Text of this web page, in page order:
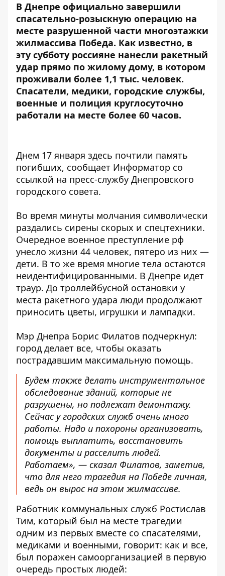
В Днепре официально завершили
спасательно-розыскную операцию на
месте разрушенной части многоэтажки
жилмассива Победа. Как известно, в
эту субботу россияне нанесли ракетный
удар прямо по жилому дому, в котором
проживали более 1,1 тыс. человек.
Спасатели, медики, городские службы,
военные и полиция круглосуточно
работали на месте более 60 часов.
Днем 17 января здесь почтили память
погибших, сообщает Информатор со
ссылкой на пресс-службу Днепровского
городского совета.
Во время минуты молчания символически
раздались сирены скорых и спецтехники.
Очередное военное преступление рф
унесло жизни 44 человек, пятеро из них —
дети. В то же время многие тела остаются
неидентифицированными. В Днепре идет
траур. До троллейбусной остановки у
места ракетного удара люди продолжают
приносить цветы, игрушки и лампадки.
Мэр Днепра Борис Филатов подчеркнул:
город делает все, чтобы оказать
пострадавшим максимальную помощь.
Будем также делать инструментальное
обследование зданий, которые не
разрушены, но подлежат демонтажу.
Сейчас у городских служб очень много
работы. Надо и похороны организовать,
помощь выплатить, восстановить
документы и расселить людей.
Работаем», — сказал Филатов, заметив,
что для него трагедия на Победе личная,
ведь он вырос на этом жилмассиве.
Работник коммунальных служб Ростислав
Тим, который был на месте трагедии
одним из первых вместе со спасателями,
медиками и военными, говорит: как и все,
был поражен самоорганизацией в первую
очередь простых людей: